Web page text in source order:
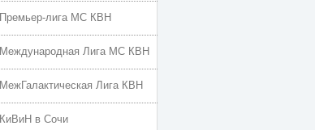
Премьер-лига МС КВН
Международная Лига МС КВН
МежГалактическая Лига КВН
КиВиН в Сочи